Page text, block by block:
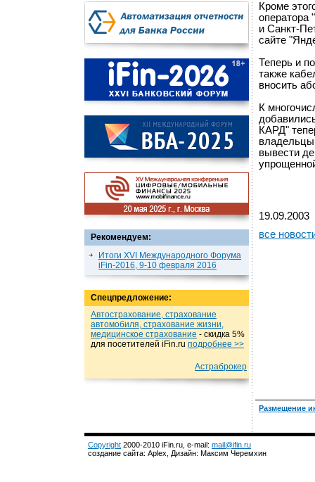
Рекомендуем:
Итоги XVI Международного Форума
iFin-2016, 9-10 февраля 2016
Спецпредложение:
Автострахование, страхование
автомобиля, страхование жизни,
медицинское страхование - cкидка 5%
для посетителей iFin.ru подробнеe >>
Астраброкер
Кроме
оператора
и Санкт-
сайте
Теперь и
также
вносить
К
КАРД"
владельцы
вывести
19.09.2003
все
Размещение
Copyright 2000-2010 iFin.ru, e-mail: mail@ifin.ru
создание сайта: Aplex, Дизайн: Максим Черемхин